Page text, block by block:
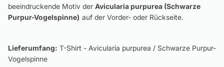
beeindruckende Motiv der Avicularia purpurea (Schwarze
Purpur-Vogelspinne) auf der Vorder- oder Rückseite.
Lieferumfang: T-Shirt - Avicularia purpurea / Schwarze Purpur-
Vogelspinne